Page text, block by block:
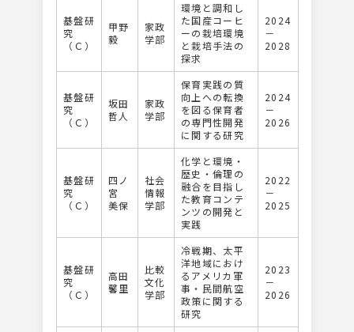
基盤研
究
（Ｃ）
甲野
毅
家政
学部
環境と調和し
た国産コーヒ
ーの栽培環境
と栽培手法の
探求
2024
－
2028
基盤研
究
（Ｃ）
坂田
哲人
家政
学部
保育実践の質
向上への転換
を図る保育者
の専門性開発
に関する研究
2024
－
2026
基盤研
究
（Ｃ）
四ノ
宮
美保
社会
情報
学部
化学と環境・
歴史・倫理の
融合を目指し
た教育コンテ
ンツの開発と
実践
2022
－
2025
基盤研
究
（Ｃ）
高田
馨里
比較
文化
学部
冷戦期、太平
洋地域におけ
るアメリカ軍
事・⺠間航空
政策に関する
研究
2023
－
2026